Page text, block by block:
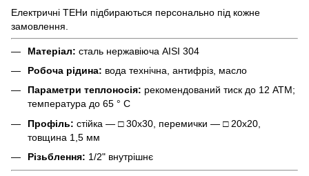
Електричні ТЕНи підбираються персонально під кожне
замовлення.
Матеріал: сталь нержавіюча AISI 304
Робоча рідина: вода технічна, антифріз, масло
Параметри теплоносія: рекомендований тиск до 12 АТМ;
температура до 65 ° С
Профіль: стійка — □ 30х30, перемички — □ 20х20,
товщина 1,5 мм
Різьблення: 1/2" внутрішнє